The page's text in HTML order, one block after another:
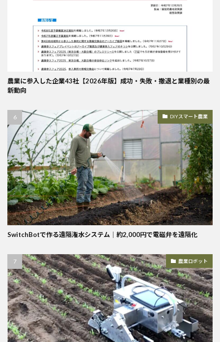
農業に参入した企業43社【2026年版】成功・失敗・撤退と業種別の最
新動向
DIYスマート農業
SwitchBotで作る遠隔潅水システム｜約2,000円で電磁弁を遠隔化
農業ロボット